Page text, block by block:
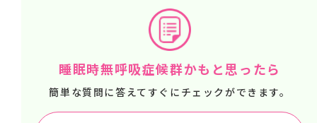
睡眠時無呼吸症候群かもと思ったら
簡単な質問に答えてすぐにチェックができます。